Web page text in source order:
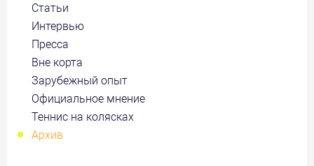
Статьи
Интервью
Пресса
Вне корта
Зарубежный опыт
Официальное мнение
Теннис на колясках
Архив